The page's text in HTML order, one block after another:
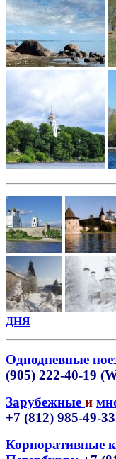
ДНЯ
Однодневные
(905) 222-40-19
Зарубежные и
+7 (812) 985-49-33
Корпоративные